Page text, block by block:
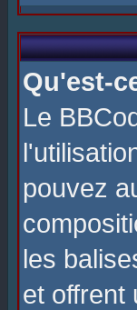
Qu'est-
Le
pouvez
les
et